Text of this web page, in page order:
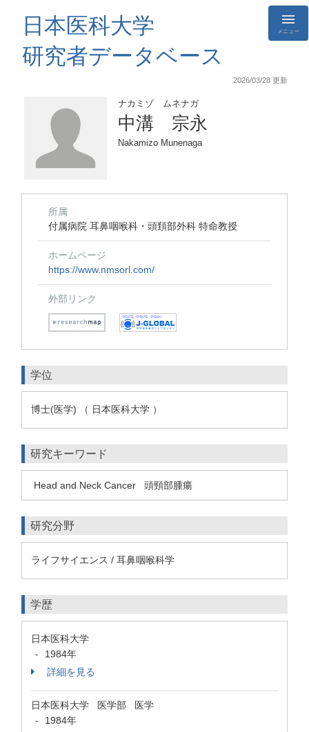
日本医科大学
研究者データベース
メニュー
2026/03/28 更新
ナカミゾ ムネナガ
中溝 宗永
Nakamizo Munenaga
所属
付属病院 耳鼻咽喉科・頭頚部外科 特命教授
ホームページ
https://www.nmsorl.com/
外部リンク
学位
博士(医学) （ 日本医科大学 ）
研究キーワード
Head and Neck Cancer 頭頸部腫瘍
研究分野
ライフサイエンス / 耳鼻咽喉科学
学歴
日本医科大学
-
1984年
詳細を見る
日本医科大学 医学部 医学
-
1984年